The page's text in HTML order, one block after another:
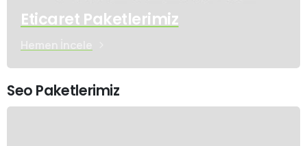
Eticaret Paketlerimiz
Seo Paketlerimiz